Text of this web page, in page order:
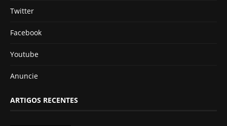
Twitter
Facebook
Youtube
Anuncie
ARTIGOS RECENTES